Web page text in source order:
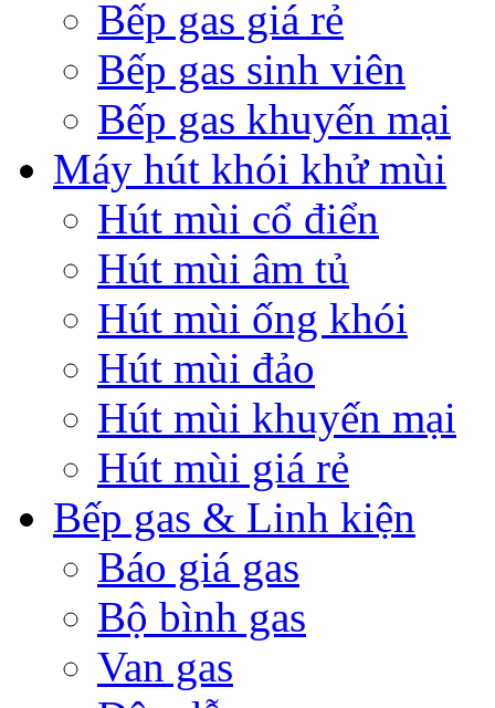
Bếp gas giá rẻ
Bếp gas sinh viên
Bếp gas khuyến mại
Máy hút khói khử mùi
Hút mùi cổ điển
Hút mùi âm tủ
Hút mùi ống khói
Hút mùi đảo
Hút mùi khuyến mại
Hút mùi giá rẻ
Bếp gas & Linh kiện
Báo giá gas
Bộ bình gas
Van gas